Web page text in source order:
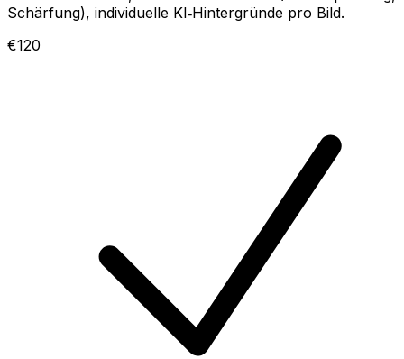
Schärfung), individuelle KI‑Hintergründe pro Bild.
€120